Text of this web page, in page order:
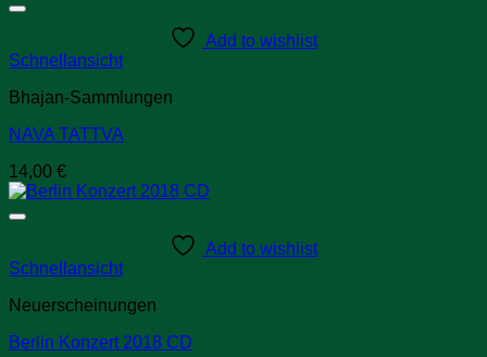
Add to wishlist
Schnellansicht
Bhajan-Sammlungen
NAVA TATTVA
14,00 €
Add to wishlist
Schnellansicht
Neuerscheinungen
Berlin Konzert 2018 CD